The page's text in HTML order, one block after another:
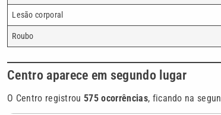
Lesão corporal
Roubo
Centro aparece em segundo lugar
O Centro registrou575 ocorrências, ficando na